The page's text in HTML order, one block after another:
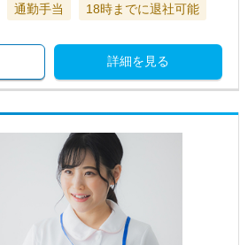
通勤手当 18時までに退社可能
詳細を見る